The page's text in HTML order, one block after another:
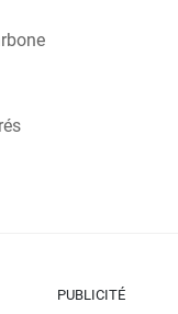
PUBLICITÉ